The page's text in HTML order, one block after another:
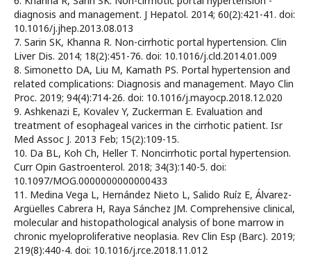
diagnosis and management. J Hepatol. 2014; 60(2):421-41. doi:
10.1016/j.jhep.2013.08.013
7. Sarin SK, Khanna R. Non-cirrhotic portal hypertension. Clin
Liver Dis. 2014; 18(2):451-76. doi: 10.1016/j.cld.2014.01.009
8. Simonetto DA, Liu M, Kamath PS. Portal hypertension and
related complications: Diagnosis and management. Mayo Clin
Proc. 2019; 94(4):714-26. doi: 10.1016/j.mayocp.2018.12.020
9. Ashkenazi E, Kovalev Y, Zuckerman E. Evaluation and
treatment of esophageal varices in the cirrhotic patient. Isr
Med Assoc J. 2013 Feb; 15(2):109-15.
10. Da BL, Koh Ch, Heller T. Noncirrhotic portal hypertension.
Curr Opin Gastroenterol. 2018; 34(3):140-5. doi:
10.1097/MOG.0000000000000433
11. Medina Vega L, Hernández Nieto L, Salido Ruíz E, Álvarez-
Argüelles Cabrera H, Raya Sánchez JM. Comprehensive clinical,
molecular and histopathological analysis of bone marrow in
chronic myeloproliferative neoplasia. Rev Clin Esp (Barc). 2019;
219(8):440-4. doi: 10.1016/j.rce.2018.11.012